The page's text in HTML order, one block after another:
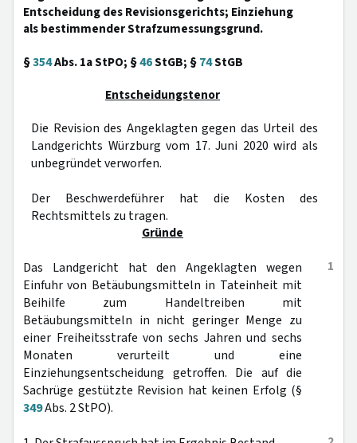
Entscheidung des Revisionsgerichts; Einziehung
als bestimmender Strafzumessungsgrund.
§354Abs. 1a StPO; §46StGB; §74StGB
Entscheidungstenor
Die Revision des Angeklagten gegen das Urteil des
Landgerichts Würzburg vom 17. Juni 2020 wird als
unbegründet verworfen.
Der Beschwerdeführer hat die Kosten des
Rechtsmittels zu tragen.
Gründe
1
Das Landgericht hat den Angeklagten wegen
Einfuhr von Betäubungsmitteln in Tateinheit mit
Beihilfe zum Handeltreiben mit
Betäubungsmitteln in nicht geringer Menge zu
einer Freiheitsstrafe von sechs Jahren und sechs
Monaten verurteilt und eine
Einziehungsentscheidung getroffen. Die auf die
Sachrüge gestützte Revision hat keinen Erfolg (§
349Abs. 2 StPO).